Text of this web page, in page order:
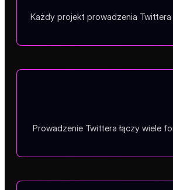
Każdy projekt prowadzenia
Prowadzenie Twittera łączy wiele